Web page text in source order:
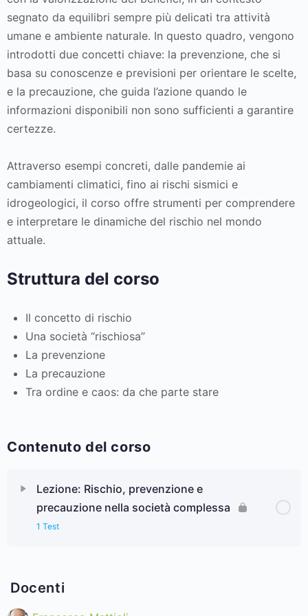
segnato da equilibri sempre più delicati tra attività
umane e ambiente naturale. In questo quadro, vengono
introdotti due concetti chiave: la prevenzione, che si
basa su conoscenze e previsioni per orientare le scelte,
e la precauzione, che guida l’azione quando le
informazioni disponibili non sono sufficienti a garantire
certezze.
Attraverso esempi concreti, dalle pandemie ai
cambiamenti climatici, fino ai rischi sismici e
idrogeologici, il corso offre strumenti per comprendere
e interpretare le dinamiche del rischio nel mondo
attuale.
Struttura del corso
Il concetto di rischio
Una società “rischiosa”
La prevenzione
La precauzione
Tra ordine e caos: da che parte stare
Contenuto del corso
Lezione: Rischio, prevenzione e
precauzione nella società complessa
1 Test
Docenti